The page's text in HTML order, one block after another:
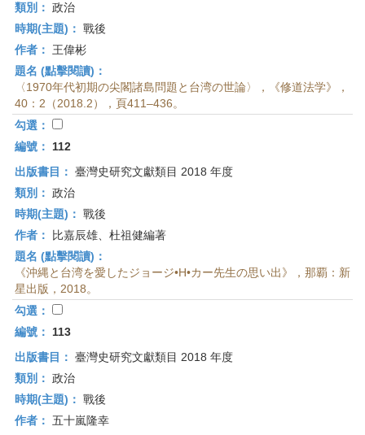
類別： 政治
時期(主題)： 戰後
作者：
王偉彬
題名 (點擊閱讀)：
〈1970年代初期の尖閣諸島問題と台湾の世論〉，《修道法学》，
40：2（2018.2），頁411–436。
勾選：
編號：
112
出版書目： 臺灣史研究文獻類目 2018 年度
類別： 政治
時期(主題)： 戰後
作者：
比嘉辰雄、杜祖健編著
題名 (點擊閱讀)：
《沖縄と台湾を愛したジョージ•H•カー先生の思い出》，那覇：新
星出版，2018。
勾選：
編號：
113
出版書目： 臺灣史研究文獻類目 2018 年度
類別： 政治
時期(主題)： 戰後
作者： 五十嵐隆幸